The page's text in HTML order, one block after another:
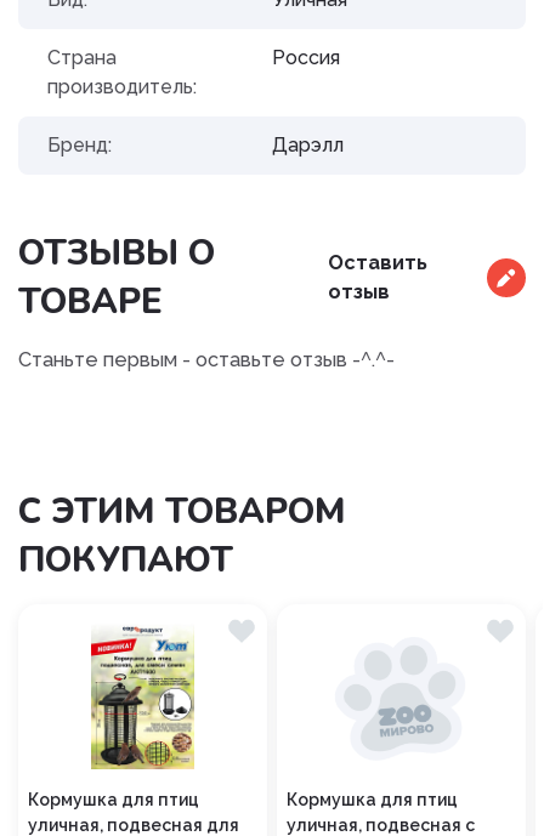
Страна
производитель:
Россия
Бренд: Дарэлл
ОТЗЫВЫ О
ТОВАРЕ
Оставить
отзыв
Станьте первым - оставьте отзыв -^.^-
С ЭТИМ ТОВАРОМ
ПОКУПАЮТ
Кормушка для птиц
уличная, подвесная для
Кормушка для птиц
уличная, подвесная с